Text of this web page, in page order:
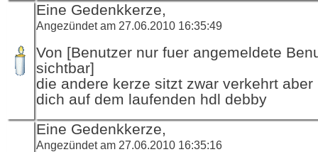
Eine Gedenkkerze,
Angezündet am 27.06.2010 16:35:49
Von [Benutzer nur fuer angemeldete
sichtbar]
die andere kerze sitzt zwar verkehrt aber
dich auf dem laufenden hdl debby
Eine Gedenkkerze,
Angezündet am 27.06.2010 16:35:16